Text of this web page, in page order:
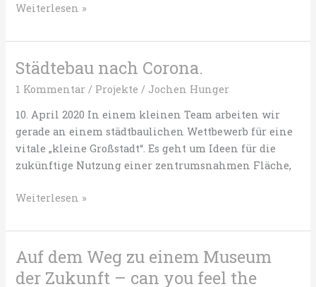
das
der
Zukunft
ist
radikal
kontemporär
Weiterlesen »
Städtebau nach Corona.
1 Kommentar / Projekte / Jochen Hunger
10. April 2020 In einem kleinen Team arbeiten wir
gerade an einem städtbaulichen Wettbewerb für eine
vitale „kleine Großstadt“. Es geht um Ideen für die
zukünftige Nutzung einer zentrumsnahmen Fläche,
Städtebau
Corona.
Weiterlesen »
Auf dem Weg zu einem Museum
der Zukunft – can you feel the